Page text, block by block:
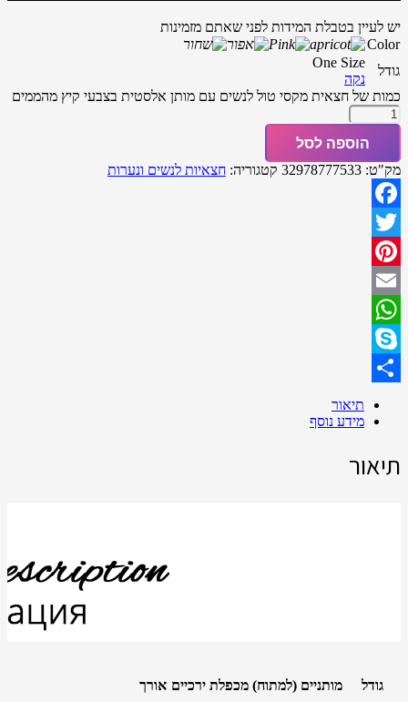
יש לעיין בטבלת המידות לפני שאתם מזמינות
Color
גודל
One Size
נקה
כמות של חצאית מקסי טול לנשים עם מותן אלסטית בצבעי קיץ מהממים
הוספה לסל
מק"ט: 32978777533 קטגוריה: חצאיות לנשים ונערות
Facebook
Twitter
Pinterest
Email
WhatsApp
Skype
תיאור
מידע נוסף
תיאור
גודל
מותניים (למתוח) מכפלת ירכיים אורך